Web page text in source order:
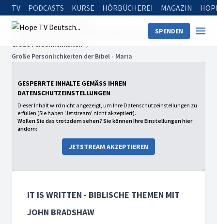
TV PODCASTS KURSE HÖRBÜCHEREI MAGAZIN
SPENDEN
Startseite
It is written - Biblische Themen mit John Bradshaw
Große Persönlichkeiten
Große Persönlichkeiten der Bibel - Maria
GESPERRTE INHALTE GEMÄSS IHREN D
ATENSCHUTZEINSTELLUNGEN
Dieser Inhalt wird nicht angezeigt, um Ihre Datenschutzeinstellungen zu
erfüllen (Sie haben 'Jetstream' nicht akzeptiert).
Wollen Sie das trotzdem sehen? Sie können Ihre Einstellungen hier
ändern:
JETSTREAM AKZEPTIEREN
IT IS WRITTEN - BIBLISCHE THEMEN MIT
JOHN BRADSHAW